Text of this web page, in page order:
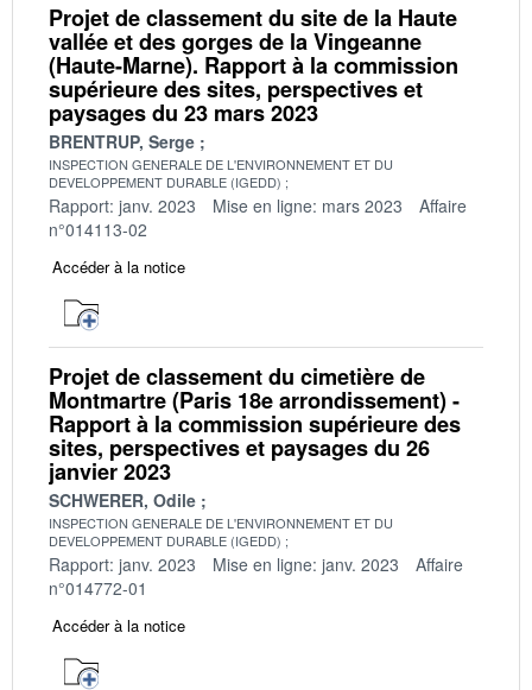
Projet de classement du site de la Haute
vallée et des gorges de la Vingeanne
(Haute-Marne). Rapport à la commission
supérieure des sites, perspectives et
paysages du 23 mars 2023
BRENTRUP, Serge
INSPECTION GENERALE DE L'ENVIRONNEMENT ET DU
DEVELOPPEMENT DURABLE (IGEDD)
Rapport: janv. 2023 Mise en ligne: mars 2023
Affaire
n°014113-02
Accéder à la notice
Projet de classement du cimetière de
Montmartre (Paris 18e arrondissement) -
Rapport à la commission supérieure des
sites, perspectives et paysages du 26
janvier 2023
SCHWERER, Odile
INSPECTION GENERALE DE L'ENVIRONNEMENT ET DU
DEVELOPPEMENT DURABLE (IGEDD)
Rapport: janv. 2023 Mise en ligne: janv. 2023
Affaire
n°014772-01
Accéder à la notice